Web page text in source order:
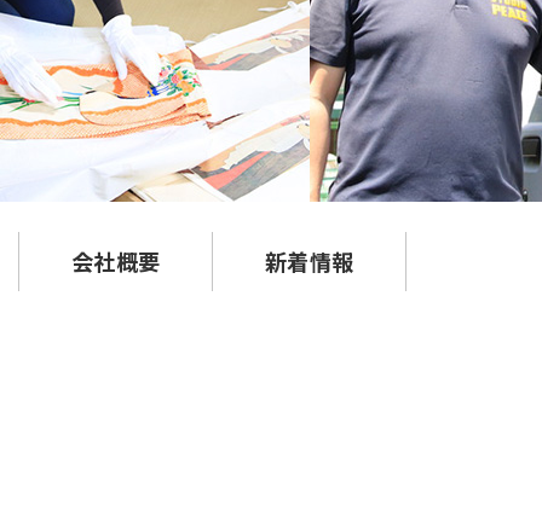
会社概要 新着情報